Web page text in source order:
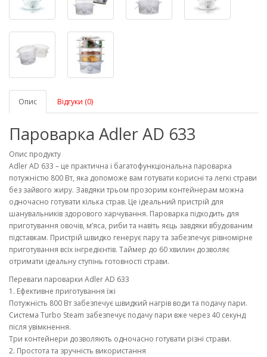
Опис Відгуки (0)
Пароварка Adler AD 633
Опис продукту
Adler AD 633 – це практична і багатофункціональна пароварка
потужністю 800 Вт, яка допоможе вам готувати корисні та легкі страви
без зайвого жиру. Завдяки трьом прозорим контейнерам можна
одночасно готувати кілька страв. Це ідеальний пристрій для
шанувальників здорового харчування. Пароварка підходить для
приготування овочів, м’яса, риби та навіть яєць завдяки вбудованим
підставкам. Пристрій швидко генерує пару та забезпечує рівномірне
приготування всіх інгредієнтів. Таймер до 60 хвилин дозволяє
отримати ідеальну ступінь готовності страви.
Переваги пароварки Adler AD 633
1. Ефективне приготування їжі
Потужність 800 Вт забезпечує швидкий нагрів води та подачу пари.
Система Turbo Steam забезпечує подачу пари вже через 40 секунд
після увімкнення.
Три контейнери дозволяють одночасно готувати різні страви.
2. Простота та зручність використання